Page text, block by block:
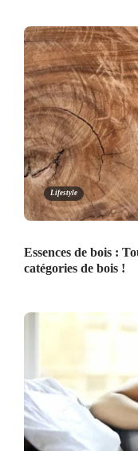
Lifestyle
Essences de bois :
catégories de bois !